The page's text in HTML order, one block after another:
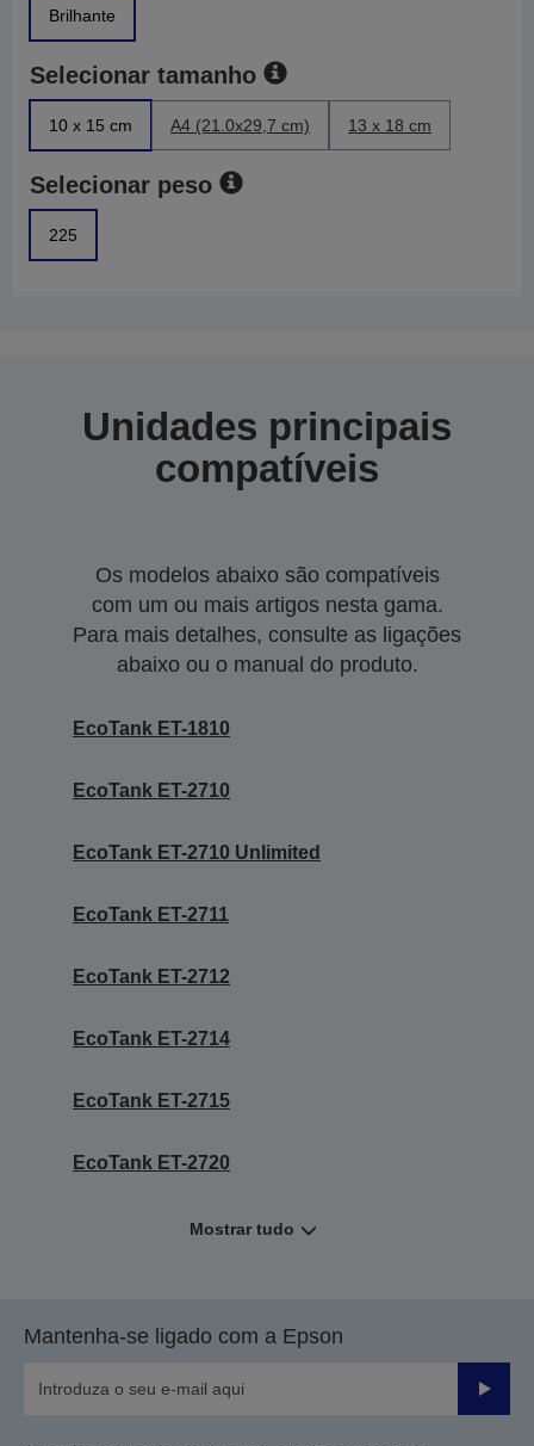
Brilhante
Selecionar tamanho
10 x 15 cm A4 (21.0x29,7 cm) 13 x 18 cm
Selecionar peso
225
Unidades principais
compatíveis
Os modelos abaixo são compatíveis
com um ou mais artigos nesta gama.
Para mais detalhes, consulte as ligações
abaixo ou o manual do produto.
EcoTank ET-1810
EcoTank ET-2710
EcoTank ET-2710 Unlimited
EcoTank ET-2711
EcoTank ET-2712
EcoTank ET-2714
EcoTank ET-2715
EcoTank ET-2720
Mostrar tudo
Mantenha-se ligado com a Epson
Enviar